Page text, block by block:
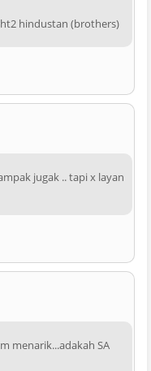
hindustan (brothers)
jugak .. tapi x layan
menarik...adakah SA